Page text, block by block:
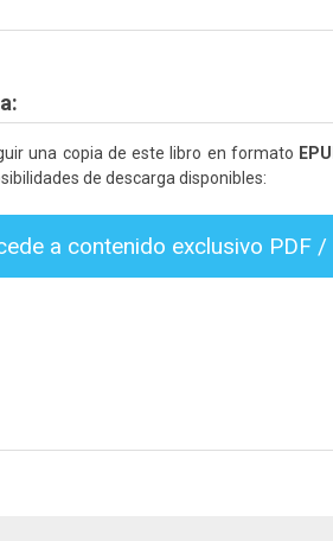
una copia de este libro en formato
de descarga disponibles:
a contenido exclusivo PDF /